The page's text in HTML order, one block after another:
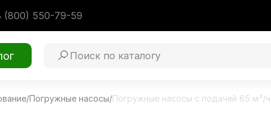
(800) 550-79-59
/Погружные насосы/Погружные насосы с подачей 65 м³/ч